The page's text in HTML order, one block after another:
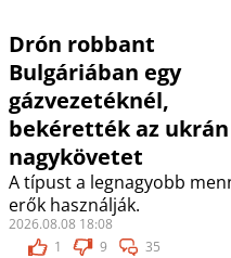
Drón robbant
Bulgáriában egy
gázvezetéknél,
bekérették az ukrán
nagykövetet
A típust a legnagyobb
erők használják.
2026.08.08 18:08
1
9 35